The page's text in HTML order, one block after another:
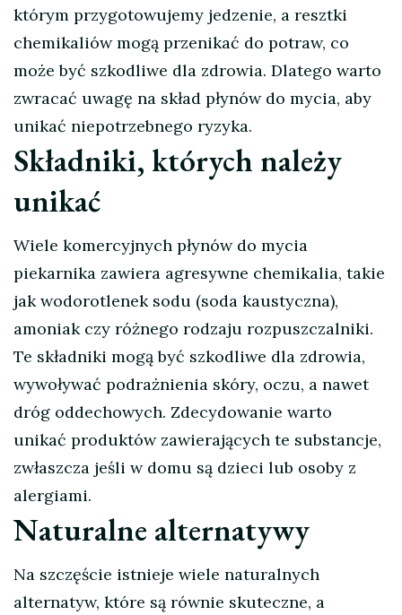
którym przygotowujemy jedzenie, a resztki
chemikaliów mogą przenikać do potraw, co
może być szkodliwe dla zdrowia. Dlatego warto
zwracać uwagę na skład płynów do mycia, aby
unikać niepotrzebnego ryzyka.
Składniki, których należy
unikać
Wiele komercyjnych płynów do mycia
piekarnika zawiera agresywne chemikalia, takie
jak wodorotlenek sodu (soda kaustyczna),
amoniak czy różnego rodzaju rozpuszczalniki.
Te składniki mogą być szkodliwe dla zdrowia,
wywoływać podrażnienia skóry, oczu, a nawet
dróg oddechowych. Zdecydowanie warto
unikać produktów zawierających te substancje,
zwłaszcza jeśli w domu są dzieci lub osoby z
alergiami.
Naturalne alternatywy
Na szczęście istnieje wiele naturalnych
alternatyw, które są równie skuteczne, a